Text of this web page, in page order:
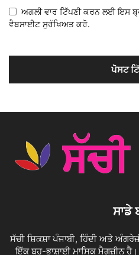
ਅਗਲੀ ਵਾਰ ਟਿੱਪਣੀ ਕਰਨ ਲਈ ਇਸ
ਵੈਬਸਾਈਟ ਸੁਰੱਖਿਅਤ ਕਰੋ.
ਸਾਡੇ
ਸੱਚੀ ਸ਼ਿਕਸ਼ਾ ਪੰਜਾਬੀ, ਹਿੰਦੀ ਅਤੇ
ਇੱਕ ਬਹੁ-ਭਾਸ਼ਾਈ ਮਾਸਿਕ ਮੈਗਜ਼ੀਨ